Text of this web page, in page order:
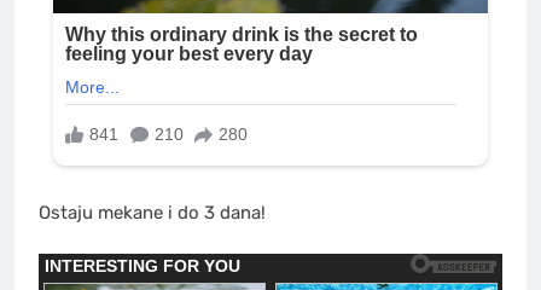
Ostaju mekane i do 3 dana!